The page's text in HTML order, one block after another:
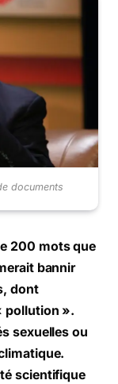
documents
200 mots que
bannir
dont
pollution ».
sexuelles ou
scientifique